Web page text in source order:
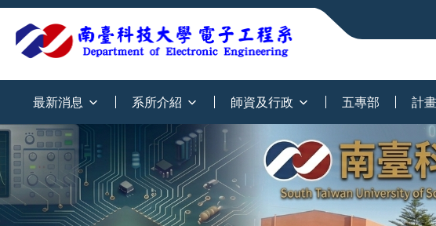
最新消息 系所介紹 師資及行政 五專部 計